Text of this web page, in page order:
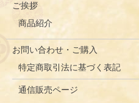
ご挨拶
商品紹介
お問い合わせ・ご購入
特定商取引法に基づく表記
通信販売ページ